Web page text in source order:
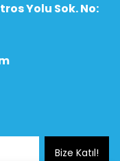
Yolu Sok. No:
Bize Katıl!